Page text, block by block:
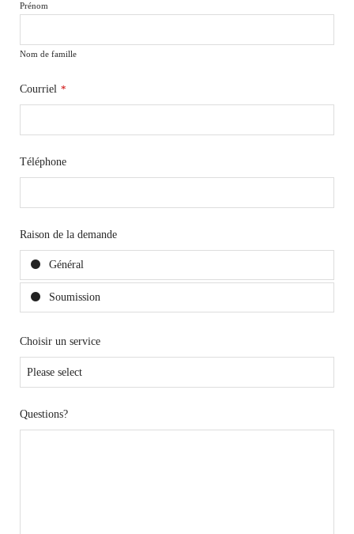
Prénom
Nom de famille
Courriel *
Téléphone
Raison de la demande
Général
Soumission
Choisir un service
Questions?